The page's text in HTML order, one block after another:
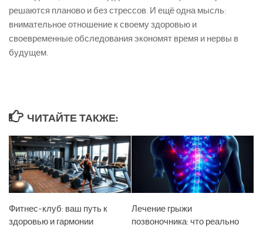
решаются планово и без стрессов. И ещё одна мысль:
внимательное отношение к своему здоровью и
своевременные обследования экономят время и нервы в
будущем.
ЧИТАЙТЕ ТАКЖЕ:
Фитнес-клуб: ваш путь к
здоровью и гармонии
Лечение грыжи
позвоночника: что реально